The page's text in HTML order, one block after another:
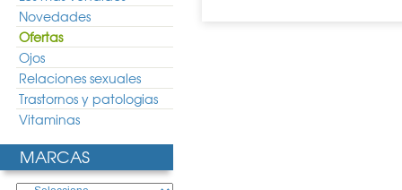
Novedades
Ofertas
Ojos
Relaciones sexuales
Trastornos y patologias
Vitaminas
MARCAS